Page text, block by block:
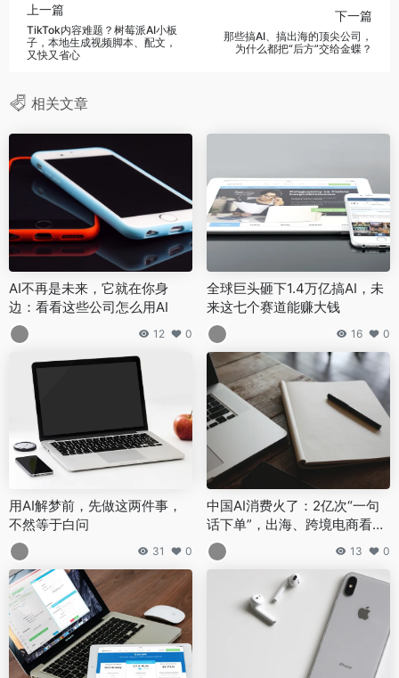
上一篇
TikTok内容难题？树莓派AI小板
子，本地生成视频脚本、配文，
又快又省心
下一篇
那些搞AI、搞出海的顶尖公司，
为什么都把“后方”交给金蝶？
相关文章
AI不再是未来，它就在你身
边：看看这些公司怎么用AI
12 0
全球巨头砸下1.4万亿搞AI，未
来这七个赛道能赚大钱
16 0
用AI解梦前，先做这两件事，
不然等于白问
31 0
中国AI消费火了：2亿次“一句
话下单”，出海、跨境电商看懂
了吗？
13 0